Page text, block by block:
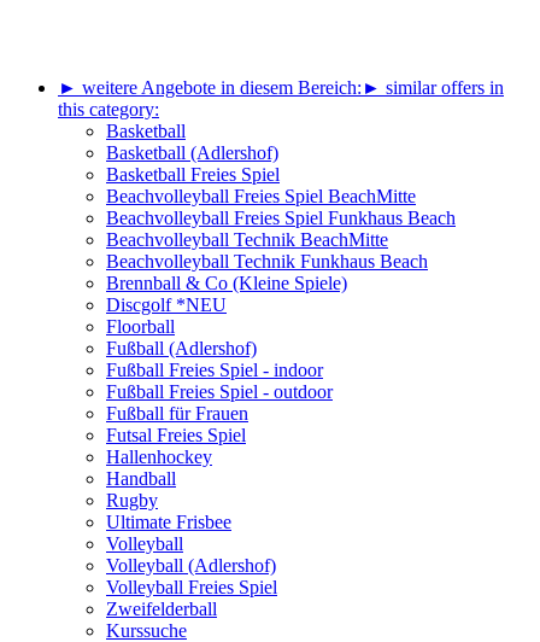
► weitere Angebote in diesem Bereich: ► similar offers in
this category:
Basketball
Basketball (Adlershof)
Basketball Freies Spiel
Beachvolleyball Freies Spiel BeachMitte
Beachvolleyball Freies Spiel Funkhaus Beach
Beachvolleyball Technik BeachMitte
Beachvolleyball Technik Funkhaus Beach
Brennball & Co (Kleine Spiele)
Discgolf *NEU
Floorball
Fußball (Adlershof)
Fußball Freies Spiel - indoor
Fußball Freies Spiel - outdoor
Fußball für Frauen
Futsal Freies Spiel
Hallenhockey
Handball
Rugby
Ultimate Frisbee
Volleyball
Volleyball (Adlershof)
Volleyball Freies Spiel
Zweifelderball
Kurssuche